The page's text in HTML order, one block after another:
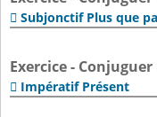
 Subjonctif Plus que
Exercice -
 Impératif Présent